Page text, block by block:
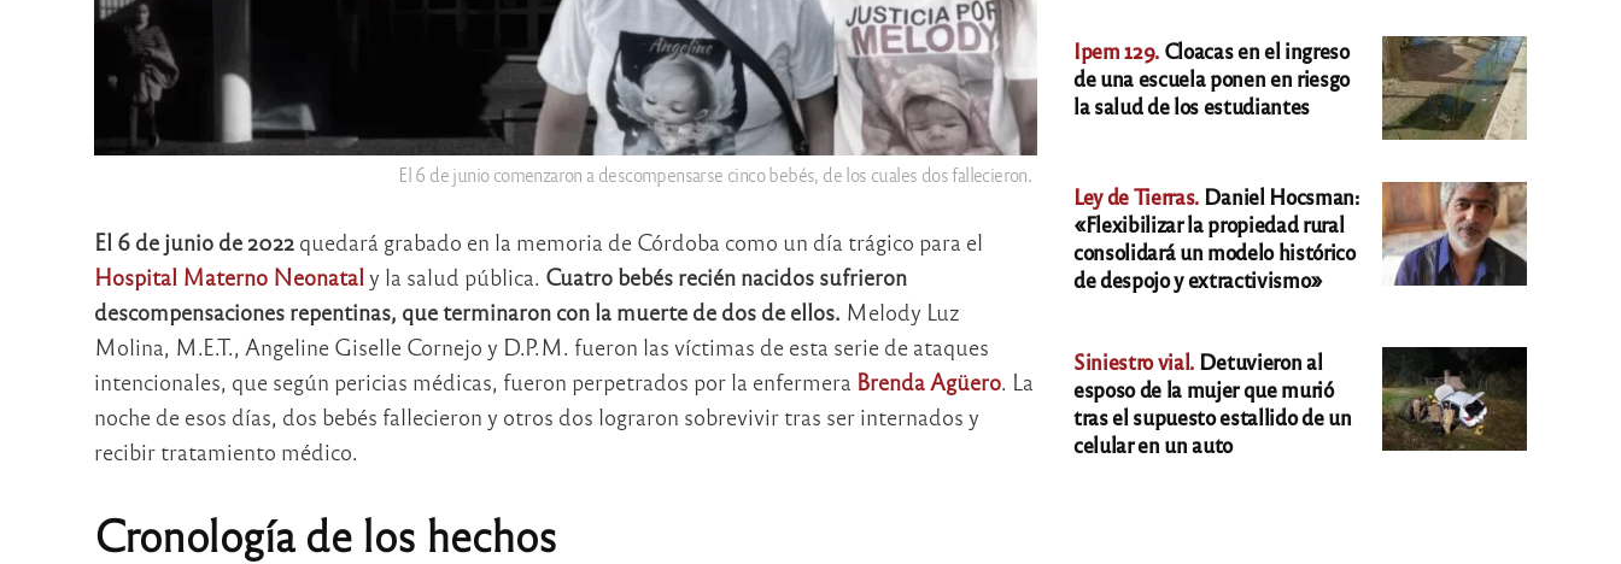
El 6 de junio comenzaron a descompensarse cinco bebés, de los cuales dos fallecieron.
El 6 de junio de 2022 quedará grabado en la memoria de Córdoba como un día trágico para el
Hospital Materno Neonatal y la salud pública. Cuatro bebés recién nacidos sufrieron
descompensaciones repentinas, que terminaron con la muerte de dos de ellos. Melody Luz
Molina, M.E.T., Angeline Giselle Cornejo y D.P.M. fueron las víctimas de esta serie de ataques
intencionales, que según pericias médicas, fueron perpetrados por la enfermera Brenda Agüero. La
noche de esos días, dos bebés fallecieron y otros dos lograron sobrevivir tras ser internados y
recibir tratamiento médico.
Cronología de los hechos
Ipem 129. Cloacas en el ingreso
de una escuela ponen en riesgo
la salud de los estudiantes
Ley de Tierras. Daniel Hocsman:
«Flexibilizar la propiedad rural
consolidará un modelo histórico
de despojo y extractivismo»
Siniestro vial. Detuvieron al
esposo de la mujer que murió
tras el supuesto estallido de un
celular en un auto